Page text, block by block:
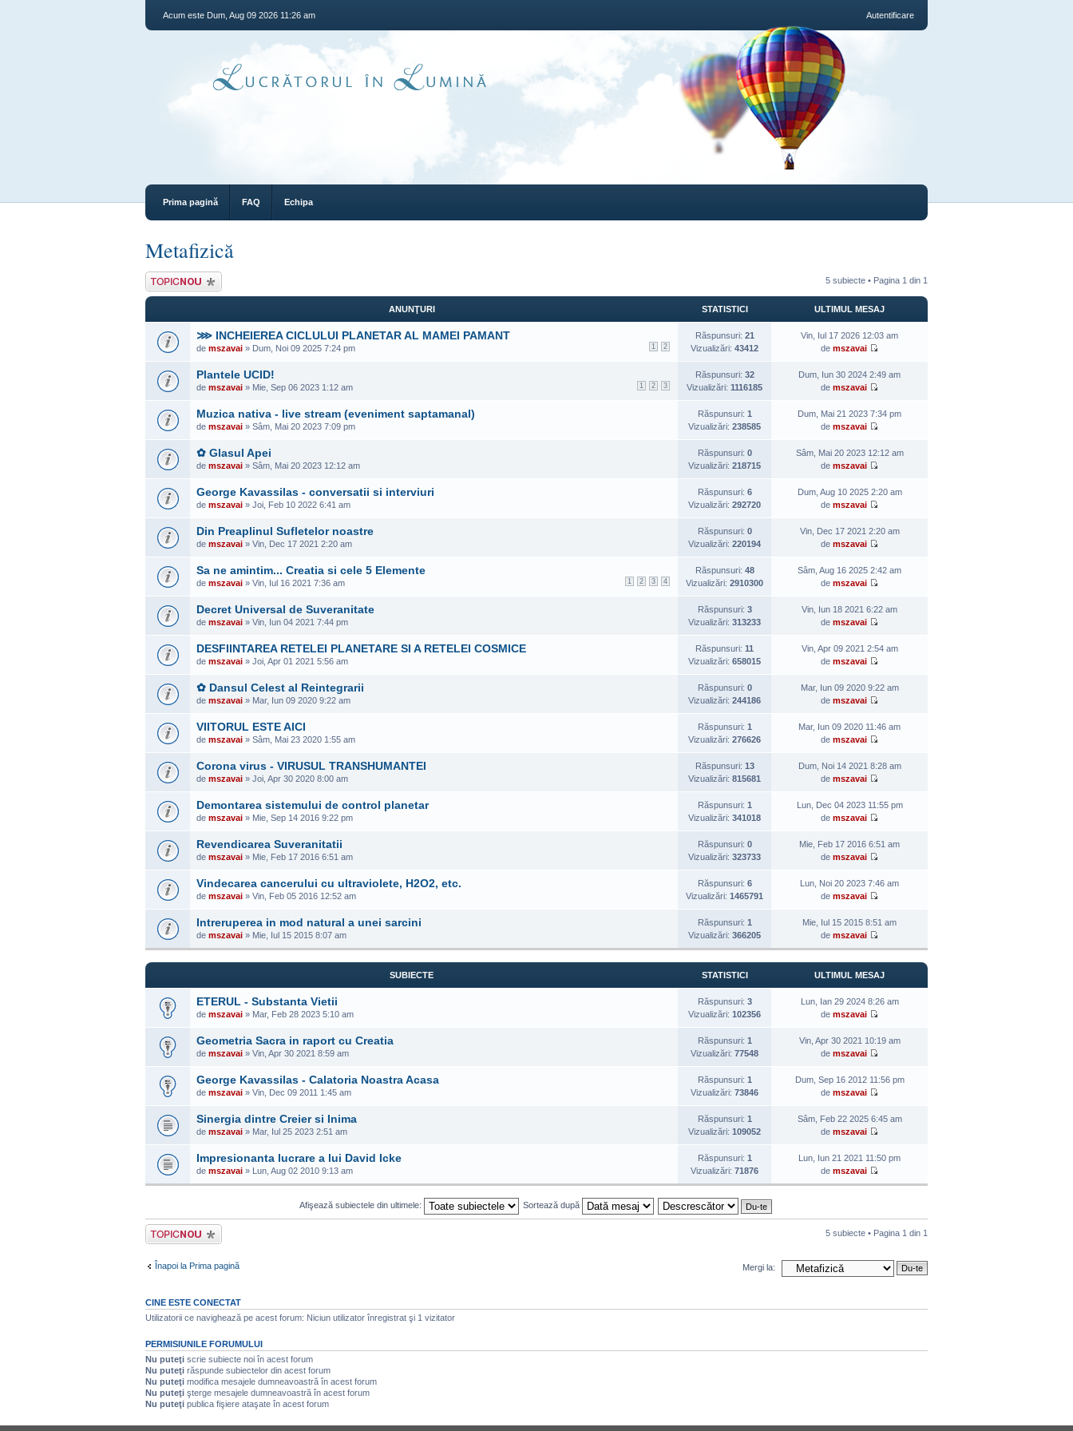
Acum este Dum, Aug 09 2026 11:26 am Autentificare
Prima pagină FAQ Echipa
Metafizică
Scrie un subiect
nou
5 subiecte • Pagina 1 din 1
ANUNŢURI STATISTICI ULTIMUL MESAJ
⋙ INCHEIEREA CICLULUI PLANETAR AL MAMEI PAMANT
1 2
de mszavai » Dum, Noi 09 2025 7:24 pm
Răspunsuri: 21
Vizualizări: 43412
Vin, Iul 17 2026 12:03 am
de mszavai
Plantele UCID!
1 2 3
de mszavai » Mie, Sep 06 2023 1:12 am
Răspunsuri: 32
Vizualizări: 1116185
Dum, Iun 30 2024 2:49 am
de mszavai
Muzica nativa - live stream (eveniment saptamanal)
de mszavai » Sâm, Mai 20 2023 7:09 pm
Răspunsuri: 1
Vizualizări: 238585
Dum, Mai 21 2023 7:34 pm
de mszavai
✿ Glasul Apei
de mszavai » Sâm, Mai 20 2023 12:12 am
Răspunsuri: 0
Vizualizări: 218715
Sâm, Mai 20 2023 12:12 am
de mszavai
George Kavassilas - conversatii si interviuri
de mszavai » Joi, Feb 10 2022 6:41 am
Răspunsuri: 6
Vizualizări: 292720
Dum, Aug 10 2025 2:20 am
de mszavai
Din Preaplinul Sufletelor noastre
de mszavai » Vin, Dec 17 2021 2:20 am
Răspunsuri: 0
Vizualizări: 220194
Vin, Dec 17 2021 2:20 am
de mszavai
Sa ne amintim... Creatia si cele 5 Elemente
1 2 3 4
de mszavai » Vin, Iul 16 2021 7:36 am
Răspunsuri: 48
Vizualizări: 2910300
Sâm, Aug 16 2025 2:42 am
de mszavai
Decret Universal de Suveranitate
de mszavai » Vin, Iun 04 2021 7:44 pm
Răspunsuri: 3
Vizualizări: 313233
Vin, Iun 18 2021 6:22 am
de mszavai
DESFIINTAREA RETELEI PLANETARE SI A RETELEI COSMICE
de mszavai » Joi, Apr 01 2021 5:56 am
Răspunsuri: 11
Vizualizări: 658015
Vin, Apr 09 2021 2:54 am
de mszavai
✿ Dansul Celest al Reintegrarii
de mszavai » Mar, Iun 09 2020 9:22 am
Răspunsuri: 0
Vizualizări: 244186
Mar, Iun 09 2020 9:22 am
de mszavai
VIITORUL ESTE AICI
de mszavai » Sâm, Mai 23 2020 1:55 am
Răspunsuri: 1
Vizualizări: 276626
Mar, Iun 09 2020 11:46 am
de mszavai
Corona virus - VIRUSUL TRANSHUMANTEI
de mszavai » Joi, Apr 30 2020 8:00 am
Răspunsuri: 13
Vizualizări: 815681
Dum, Noi 14 2021 8:28 am
de mszavai
Demontarea sistemului de control planetar
de mszavai » Mie, Sep 14 2016 9:22 pm
Răspunsuri: 1
Vizualizări: 341018
Lun, Dec 04 2023 11:55 pm
de mszavai
Revendicarea Suveranitatii
de mszavai » Mie, Feb 17 2016 6:51 am
Răspunsuri: 0
Vizualizări: 323733
Mie, Feb 17 2016 6:51 am
de mszavai
Vindecarea cancerului cu ultraviolete, H2O2, etc.
de mszavai » Vin, Feb 05 2016 12:52 am
Răspunsuri: 6
Vizualizări: 1465791
Lun, Noi 20 2023 7:46 am
de mszavai
Intreruperea in mod natural a unei sarcini
de mszavai » Mie, Iul 15 2015 8:07 am
Răspunsuri: 1
Vizualizări: 366205
Mie, Iul 15 2015 8:51 am
de mszavai
SUBIECTE STATISTICI ULTIMUL MESAJ
ETERUL - Substanta Vietii
de mszavai » Mar, Feb 28 2023 5:10 am
Răspunsuri: 3
Vizualizări: 102356
Lun, Ian 29 2024 8:26 am
de mszavai
Geometria Sacra in raport cu Creatia
de mszavai » Vin, Apr 30 2021 8:59 am
Răspunsuri: 1
Vizualizări: 77548
Vin, Apr 30 2021 10:19 am
de mszavai
George Kavassilas - Calatoria Noastra Acasa
de mszavai » Vin, Dec 09 2011 1:45 am
Răspunsuri: 1
Vizualizări: 73846
Dum, Sep 16 2012 11:56 pm
de mszavai
Sinergia dintre Creier si Inima
de mszavai » Mar, Iul 25 2023 2:51 am
Răspunsuri: 1
Vizualizări: 109052
Sâm, Feb 22 2025 6:45 am
de mszavai
Impresionanta lucrare a lui David Icke
de mszavai » Lun, Aug 02 2010 9:13 am
Răspunsuri: 1
Vizualizări: 71876
Lun, Iun 21 2021 11:50 pm
de mszavai
Afişează subiectele din ultimele: Sortează după
Scrie un subiect
nou
5 subiecte • Pagina 1 din 1
Înapoi la Prima pagină Mergi la:
CINE ESTE CONECTAT
Utilizatorii ce navighează pe acest forum: Niciun utilizator înregistrat şi 1 vizitator
PERMISIUNILE FORUMULUI
Nu puteţi scrie subiecte noi în acest forum
Nu puteţi răspunde subiectelor din acest forum
Nu puteţi modifica mesajele dumneavoastră în acest forum
Nu puteţi şterge mesajele dumneavoastră în acest forum
Nu puteţi publica fişiere ataşate în acest forum